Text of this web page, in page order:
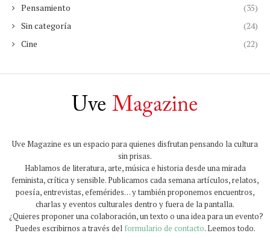
Pensamiento
(35)
Sin categoría
(24)
Cine
(22)
Uve Magazine es un espacio para quienes disfrutan pensando la cultura
sin prisas.
Hablamos de literatura, arte, música e historia desde una mirada
feminista, crítica y sensible. Publicamos cada semana artículos, relatos,
poesía, entrevistas, efemérides… y también proponemos encuentros,
charlas y eventos culturales dentro y fuera de la pantalla.
¿Quieres proponer una colaboración, un texto o una idea para un evento?
Puedes escribirnos a través del formulario de contacto. Leemos todo.